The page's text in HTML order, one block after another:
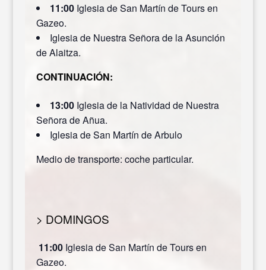
11:00Iglesia de San Martín de Tours en
Gazeo.
Iglesia de Nuestra Señora de la Asunción
de Alaitza.
CONTINUACIÓN:
13:00Iglesia de la Natividad de Nuestra
Señora de Añua.
Iglesia de San Martín de Arbulo
Medio de transporte: coche particular.
> DOMINGOS
11:00Iglesia de San Martín de Tours en
Gazeo.